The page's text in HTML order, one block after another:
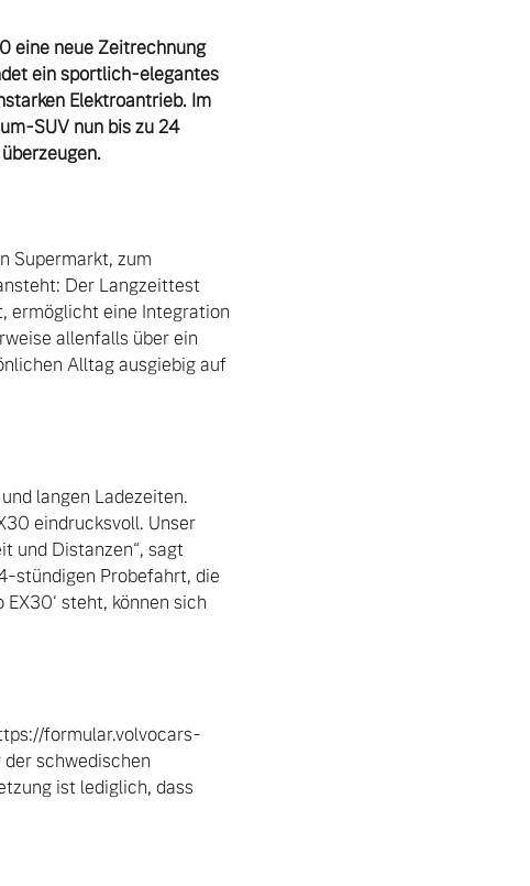
eine neue Zeitrechnung
ein sportlich-elegantes
Elektroantrieb. Im
SUV nun bis zu 24
Supermarkt, zum
Der Langzeittest
ermöglicht eine Integration
allenfalls über ein
Alltag ausgiebig auf
langen Ladezeiten.
eindrucksvoll. Unser
und Distanzen“, sagt
stündigen Probefahrt, die
steht, können sich
formular.volvocars-
schwedischen
ist lediglich, dass